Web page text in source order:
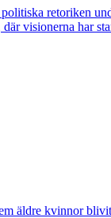
retoriken
visionerna har
kvinnor blivit